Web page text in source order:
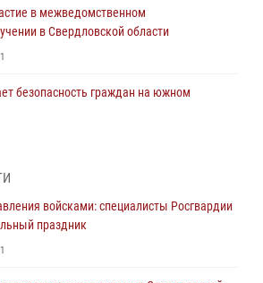
в межведомственном
в Свердловской области
1
безопасность граждан на южном
Росгвардии по Свердловской области
войсками: специалисты Росгвардии
праздник
1